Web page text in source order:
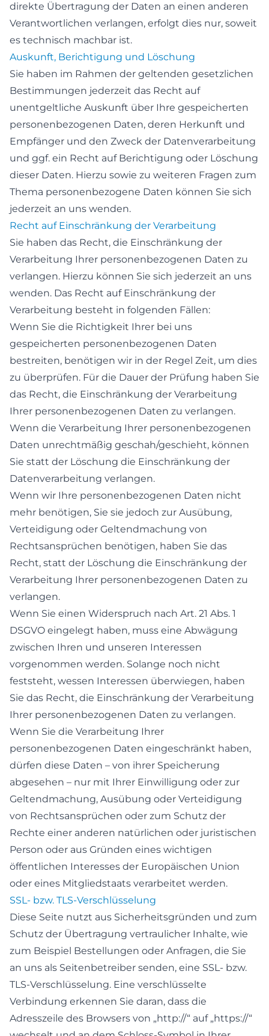
direkte Übertragung der Daten an einen anderen
Verantwortlichen verlangen, erfolgt dies nur, soweit
es technisch machbar ist.
Auskunft, Berichtigung und Löschung
Sie haben im Rahmen der geltenden gesetzlichen
Bestimmungen jederzeit das Recht auf
unentgeltliche Auskunft über Ihre gespeicherten
personenbezogenen Daten, deren Herkunft und
Empfänger und den Zweck der Datenverarbeitung
und ggf. ein Recht auf Berichtigung oder Löschung
dieser Daten. Hierzu sowie zu weiteren Fragen zum
Thema personenbezogene Daten können Sie sich
jederzeit an uns wenden.
Recht auf Einschränkung der Verarbeitung
Sie haben das Recht, die Einschränkung der
Verarbeitung Ihrer personenbezogenen Daten zu
verlangen. Hierzu können Sie sich jederzeit an uns
wenden. Das Recht auf Einschränkung der
Verarbeitung besteht in folgenden Fällen:
Wenn Sie die Richtigkeit Ihrer bei uns
gespeicherten personenbezogenen Daten
bestreiten, benötigen wir in der Regel Zeit, um dies
zu überprüfen. Für die Dauer der Prüfung haben Sie
das Recht, die Einschränkung der Verarbeitung
Ihrer personenbezogenen Daten zu verlangen.
Wenn die Verarbeitung Ihrer personenbezogenen
Daten unrechtmäßig geschah/geschieht, können
Sie statt der Löschung die Einschränkung der
Datenverarbeitung verlangen.
Wenn wir Ihre personenbezogenen Daten nicht
mehr benötigen, Sie sie jedoch zur Ausübung,
Verteidigung oder Geltendmachung von
Rechtsansprüchen benötigen, haben Sie das
Recht, statt der Löschung die Einschränkung der
Verarbeitung Ihrer personenbezogenen Daten zu
verlangen.
Wenn Sie einen Widerspruch nach Art. 21 Abs. 1
DSGVO eingelegt haben, muss eine Abwägung
zwischen Ihren und unseren Interessen
vorgenommen werden. Solange noch nicht
feststeht, wessen Interessen überwiegen, haben
Sie das Recht, die Einschränkung der Verarbeitung
Ihrer personenbezogenen Daten zu verlangen.
Wenn Sie die Verarbeitung Ihrer
personenbezogenen Daten eingeschränkt haben,
dürfen diese Daten – von ihrer Speicherung
abgesehen – nur mit Ihrer Einwilligung oder zur
Geltendmachung, Ausübung oder Verteidigung
von Rechtsansprüchen oder zum Schutz der
Rechte einer anderen natürlichen oder juristischen
Person oder aus Gründen eines wichtigen
öffentlichen Interesses der Europäischen Union
oder eines Mitgliedstaats verarbeitet werden.
SSL- bzw. TLS-Verschlüsselung
Diese Seite nutzt aus Sicherheitsgründen und zum
Schutz der Übertragung vertraulicher Inhalte, wie
zum Beispiel Bestellungen oder Anfragen, die Sie
an uns als Seitenbetreiber senden, eine SSL- bzw.
TLS-Verschlüsselung. Eine verschlüsselte
Verbindung erkennen Sie daran, dass die
Adresszeile des Browsers von „http://“ auf „https://“